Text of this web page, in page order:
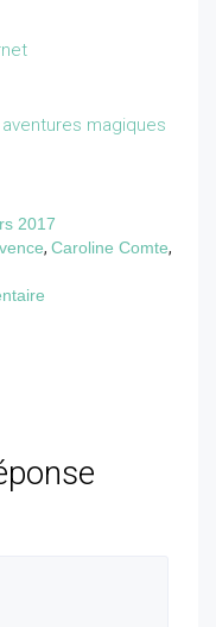
magiques
2017
, Caroline Comte,